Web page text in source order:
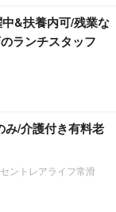
&扶養内可/残業な
ランチスタッフ
み/介護付き有料老
ントレアライフ常滑